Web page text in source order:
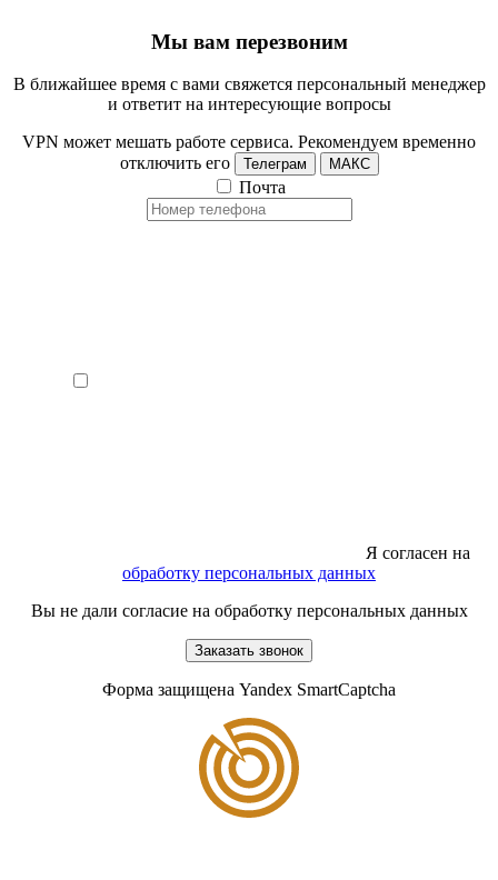
Мы вам перезвоним
В ближайшее время с вами свяжется персональный менеджер
и ответит на интересующие вопросы
VPN может мешать работе сервиса. Рекомендуем временно
отключить его
Телеграм МАКС
Почта
Я согласен на
обработку персональных данных
Вы не дали согласие на обработку персональных данных
Заказать звонок
Форма защищена Yandex SmartCaptcha